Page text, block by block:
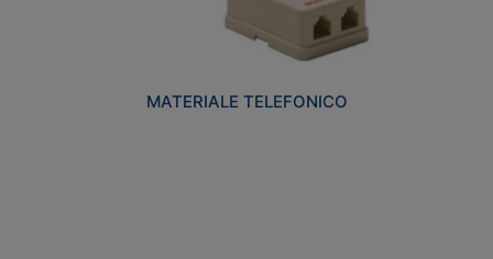
MATERIALE TELEFONICO